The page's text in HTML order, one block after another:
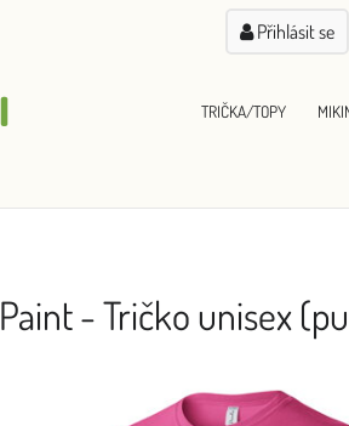
Přihlásit se
TRIČKA/TOPY
Paint - Tričko unisex